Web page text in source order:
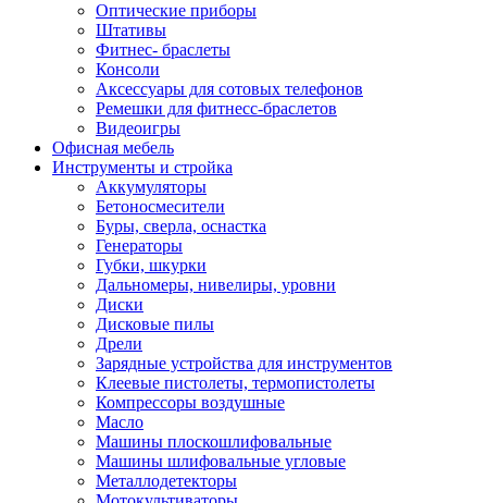
Оптические приборы
Штативы
Фитнес- браслеты
Консоли
Аксессуары для сотовых телефонов
Ремешки для фитнесс-браслетов
Видеоигры
Офисная мебель
Инструменты и стройка
Аккумуляторы
Бетоносмесители
Буры, сверла, оснастка
Генераторы
Губки, шкурки
Дальномеры, нивелиры, уровни
Диски
Дисковые пилы
Дрели
Зарядные устройства для инструментов
Клеевые пистолеты, термопистолеты
Компрессоры воздушные
Масло
Машины плоскошлифовальные
Машины шлифовальные угловые
Металлодетекторы